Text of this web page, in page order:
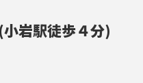
岩駅徒歩４分)